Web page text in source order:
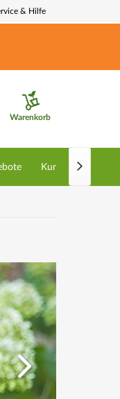
& Hilfe
Warenkorb
Kunstpflanzen
